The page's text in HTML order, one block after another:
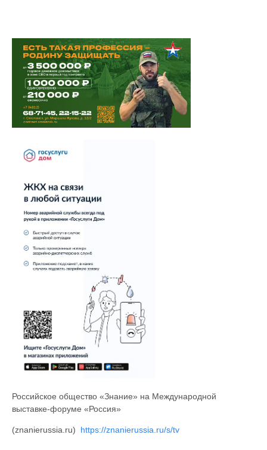
Российское общество «Знание» на Международной
выставке-форуме «Россия»
(znanierussia.ru) https://znanierussia.ru/s/tv